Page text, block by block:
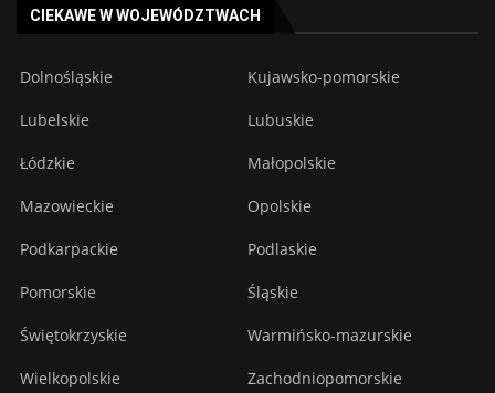
CIEKAWE W WOJEWÓDZTWACH
Dolnośląskie Kujawsko-pomorskie
Lubelskie Lubuskie
Łódzkie Małopolskie
Mazowieckie Opolskie
Podkarpackie Podlaskie
Pomorskie Śląskie
Świętokrzyskie Warmińsko-mazurskie
Wielkopolskie Zachodniopomorskie